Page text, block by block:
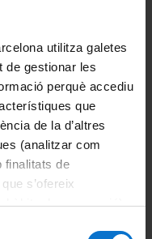
utilitza galetes
de gestionar les
perquè accediu
que
de la d’altres
(analitzar com
finalitats de
s’ofereix
hàbits de navegació).
universitària i de la
desitjable.
i difusió
possible la
a partir de les